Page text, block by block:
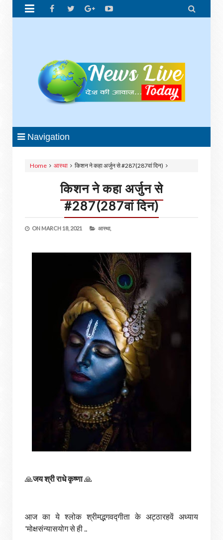
 
Navigation
Home आस्था किशन ने कहा अर्जुन से #287(287वां दिन)
किशन ने कहा अर्जुन से
#287(287वां दिन)
ON MARCH 18, 2021 आस्था,
🙏जय श्री राधे कृष्णा🙏
आज का ये श्लोक श्रीमद्भगवद्गीता के अट्ठारहवें अध्याय
'मोक्षसंन्यासयोग से ही ..